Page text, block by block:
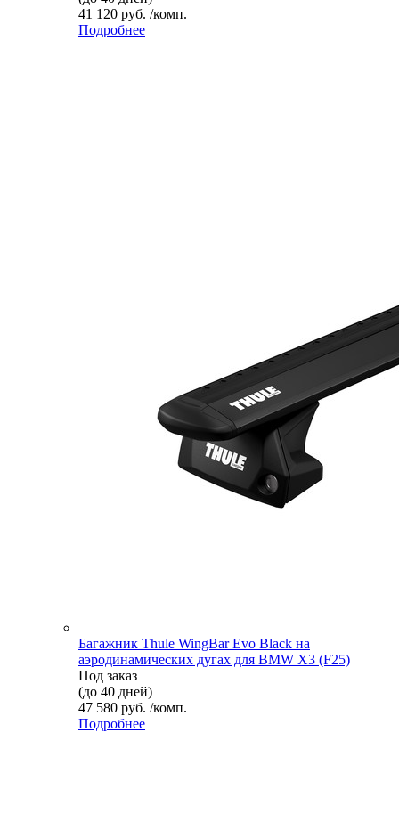
41 120 руб. /комп.
Подробнее
Багажник Thule WingBar Evo Black на
аэродинамических дугах для BMW X3 (F25)
Под заказ
(до 40 дней)
47 580 руб. /комп.
Подробнее